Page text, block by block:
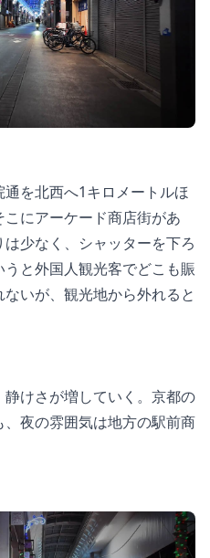
を北西へ1キロメートルほ
にアーケード商店街があ
少なく、シャッターを下ろ
と外国人観光客でどこも賑
いが、観光地から外れると
けさが増していく。京都の
夜の雰囲気は地方の駅前商